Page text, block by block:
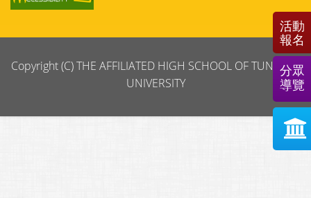
Copyright (C) THE AFFILIATED HIGH SCHOOL OF TUNGHAI
UNIVERSITY
活動
報名
分眾
導覽